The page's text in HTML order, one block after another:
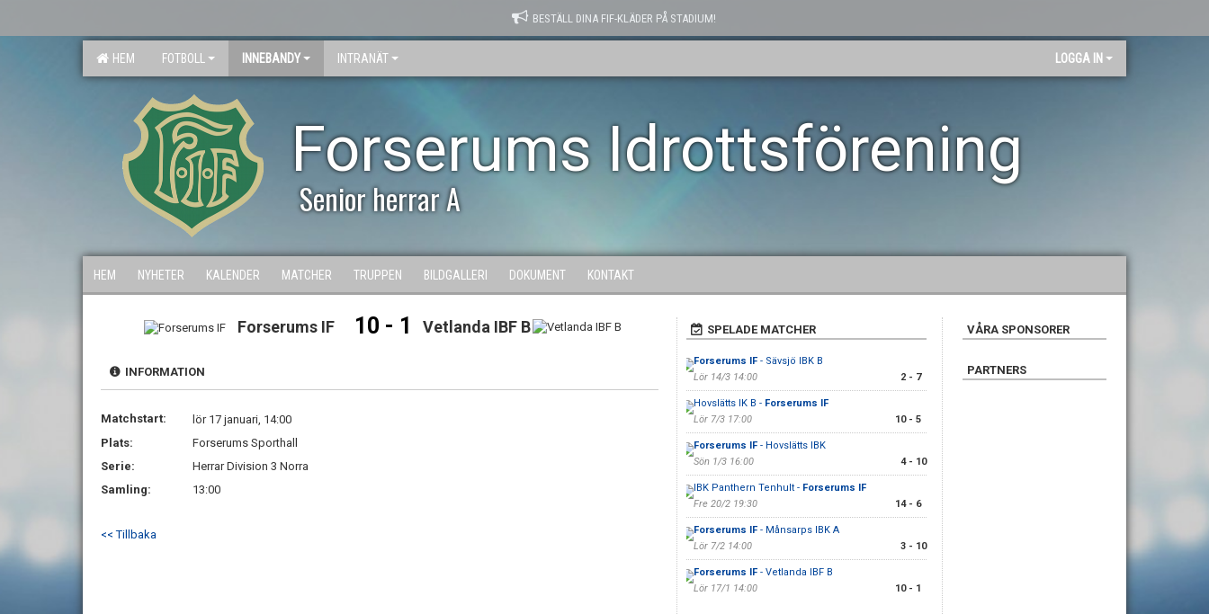
BESTÄLL DINA FIF-KLÄDER PÅ STADIUM!
HEM FOTBOLL INNEBANDY INTRANÄT LOGGA IN
Forserums Idrottsförening
Senior herrar A
HEM NYHETER KALENDER MATCHER TRUPPEN BILDGALLERI DOKUMENT KONTAKT
Forserums IF 10 - 1 Vetlanda IBF B
INFORMATION
Matchstart:
lör 17 januari, 14:00
Plats:
Forserums Sporthall
Serie:
Herrar Division 3 Norra
Samling:
13:00
<< Tillbaka
SPELADE MATCHER
Forserums IF- Sävsjö IBK B
Lör 14/3 14:00
2 - 7
Hovslätts IK B - Forserums IF
Lör 7/3 17:00
10 - 5
Forserums IF- Hovslätts IBK
Sön 1/3 16:00
4 - 10
IBK Panthern Tenhult - Forserums IF
Fre 20/2 19:30
14 - 6
Forserums IF- Månsarps IBK A
Lör 7/2 14:00
3 - 10
Forserums IF- Vetlanda IBF B
Lör 17/1 14:00
10 - 1
VÅRA SPONSORER
PARTNERS